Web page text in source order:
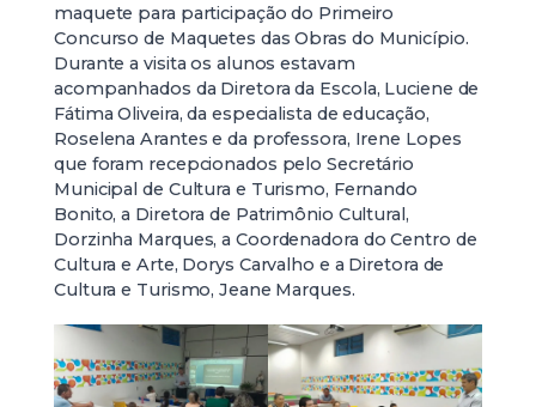
maquete para participação do Primeiro
Concurso de Maquetes das Obras do Município.
Durante a visita os alunos estavam
acompanhados da Diretora da Escola, Luciene de
Fátima Oliveira, da especialista de educação,
Roselena Arantes e da professora, Irene Lopes
que foram recepcionados pelo Secretário
Municipal de Cultura e Turismo, Fernando
Bonito, a Diretora de Patrimônio Cultural,
Dorzinha Marques, a Coordenadora do Centro de
Cultura e Arte, Dorys Carvalho e a Diretora de
Cultura e Turismo, Jeane Marques.